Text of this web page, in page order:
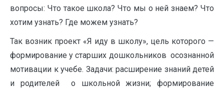
вопросы: Что такое школа? Что мы о ней знаем? Что
хотим узнать? Где можем узнать?
Так возник проект «Я иду в школу», цель которого —
формирование у старших дошкольников осознанной
мотивации к учебе. Задачи: расширение знаний детей
и родителей о школьной жизни; формирование